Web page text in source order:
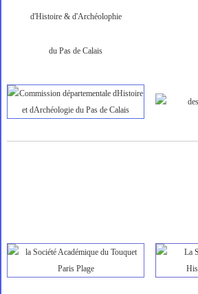
d'Histoire & d'Archéolophie
du Pas de Calais